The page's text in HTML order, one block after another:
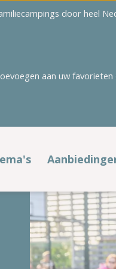
door heel
aan uw
thema's
Voorjaar
Voordelig
Alle